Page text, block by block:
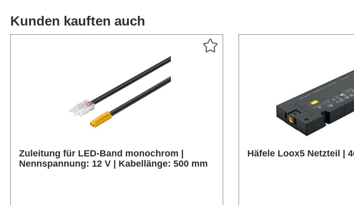
Kunden kauften auch
Zuleitung für LED-Band monochrom |
Nennspannung: 12 V | Kabellänge: 500 mm
Häfele Loox5 Netzteil |